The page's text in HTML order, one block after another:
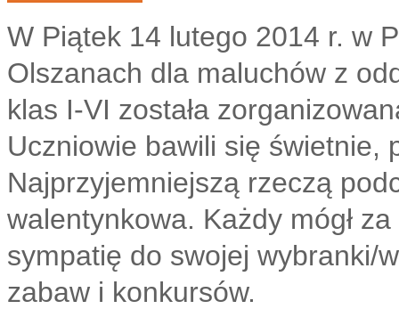
W Piątek 14 lutego 2014 r. w
Olszanach dla maluchów z
klas I-VI została
Uczniowie bawili się świetnie,
Najprzyjemniejszą rzeczą
walentynkowa. Każdy mógł
sympatię do swojej wybranki/
zabaw i konkursów.